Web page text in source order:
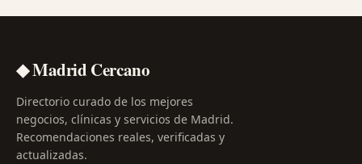
◆ Madrid Cercano
Directorio curado de los mejores
negocios, clínicas y servicios de Madrid.
Recomendaciones reales, verificadas y
actualizadas.